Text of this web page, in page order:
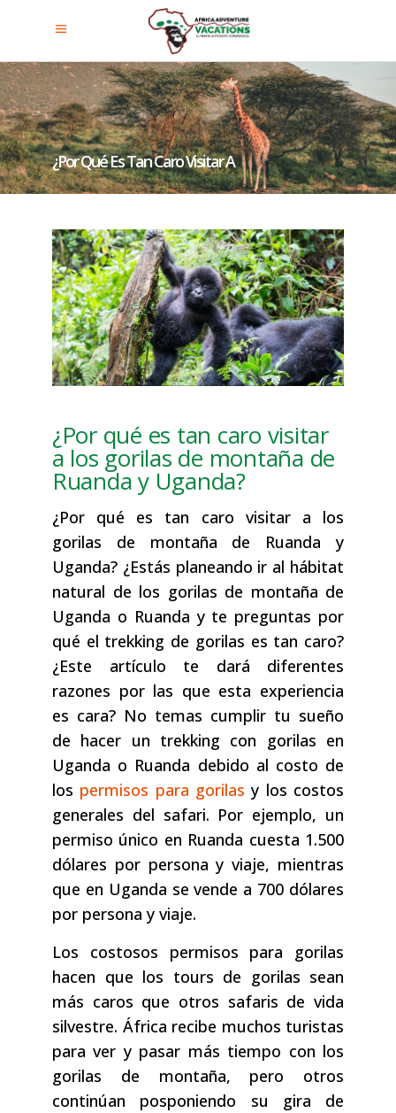
¿Por Qué Es Tan Caro Visitar A
Ruanda Y Uganda?
¿Por qué es tan caro visitar
a los gorilas de montaña de
Ruanda y Uganda?
¿Por qué es tan caro visitar a los
gorilas de montaña de Ruanda y
Uganda? ¿Estás planeando ir al hábitat
natural de los gorilas de montaña de
Uganda o Ruanda y te preguntas por
qué el trekking de gorilas es tan caro?
¿Este artículo te dará diferentes
razones por las que esta experiencia
es cara? No temas cumplir tu sueño
de hacer un trekking con gorilas en
Uganda o Ruanda debido al costo de
los permisos para gorilas y los costos
generales del safari. Por ejemplo, un
permiso único en Ruanda cuesta 1.500
dólares por persona y viaje, mientras
que en Uganda se vende a 700 dólares
por persona y viaje.
Los costosos permisos para gorilas
hacen que los tours de gorilas sean
más caros que otros safaris de vida
silvestre. África recibe muchos turistas
para ver y pasar más tiempo con los
gorilas de montaña, pero otros
continúan posponiendo su gira de